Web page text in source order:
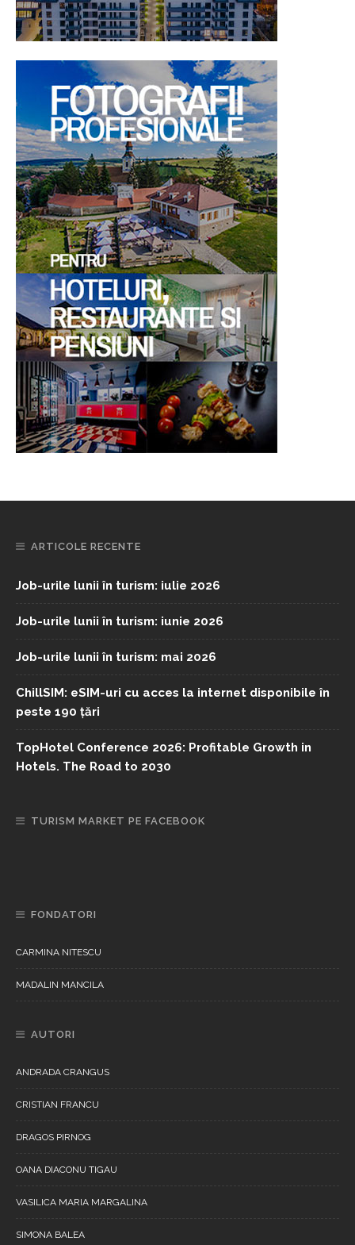
ARTICOLE RECENTE
Job-urile lunii în turism: iulie 2026
Job-urile lunii în turism: iunie 2026
Job-urile lunii în turism: mai 2026
ChillSIM: eSIM-uri cu acces la internet disponibile în
peste 190 țări
TopHotel Conference 2026: Profitable Growth in
Hotels. The Road to 2030
TURISM MARKET PE FACEBOOK
FONDATORI
CARMINA NITESCU
MADALIN MANCILA
AUTORI
ANDRADA CRANGUS
CRISTIAN FRANCU
DRAGOS PIRNOG
OANA DIACONU TIGAU
VASILICA MARIA MARGALINA
SIMONA BALEA